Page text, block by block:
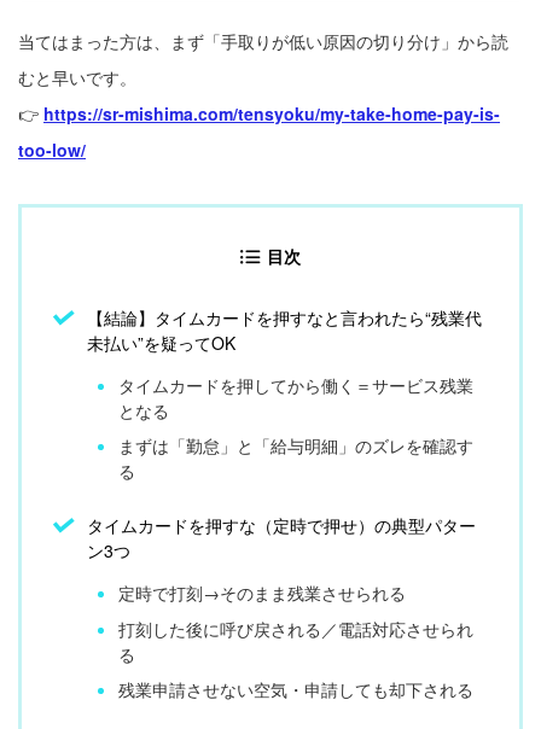
当てはまった方は、まず「手取りが低い原因の切り分け」から読
むと早いです。
👉 https://sr-mishima.com/tensyoku/my-take-home-pay-is-
too-low/
目次
【結論】タイムカードを押すなと言われたら“残業代
未払い”を疑ってOK
タイムカードを押してから働く＝サービス残業
となる
まずは「勤怠」と「給与明細」のズレを確認す
る
タイムカードを押すな（定時で押せ）の典型パター
ン3つ
定時で打刻→そのまま残業させられる
打刻した後に呼び戻される／電話対応させられ
る
残業申請させない空気・申請しても却下される